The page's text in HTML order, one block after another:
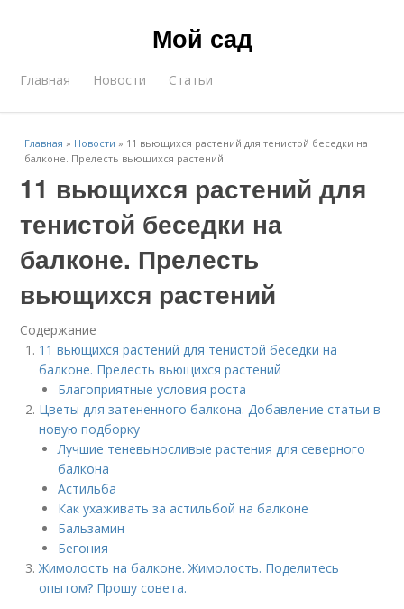
Мой сад
Главная Новости Статьи
Главная » Новости » 11 вьющихся растений для тенистой беседки на
балконе. Прелесть вьющихся растений
11 вьющихся растений для
тенистой беседки на
балконе. Прелесть
вьющихся растений
Содержание
11 вьющихся растений для тенистой беседки на
балконе. Прелесть вьющихся растений
Благоприятные условия роста
Цветы для затененного балкона. Добавление статьи в
новую подборку
Лучшие теневыносливые растения для северного
балкона
Астильба
Как ухаживать за астильбой на балконе
Бальзамин
Бегония
Жимолость на балконе. Жимолость. Поделитесь
опытом? Прошу совета.